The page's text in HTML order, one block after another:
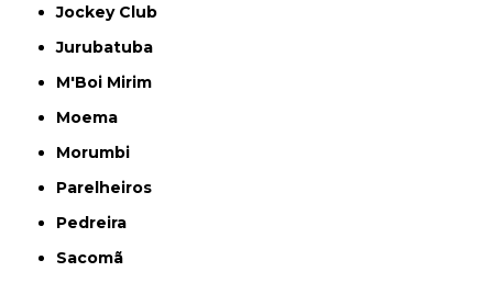
Jockey Club
Jurubatuba
M'Boi Mirim
Moema
Morumbi
Parelheiros
Pedreira
Sacomã